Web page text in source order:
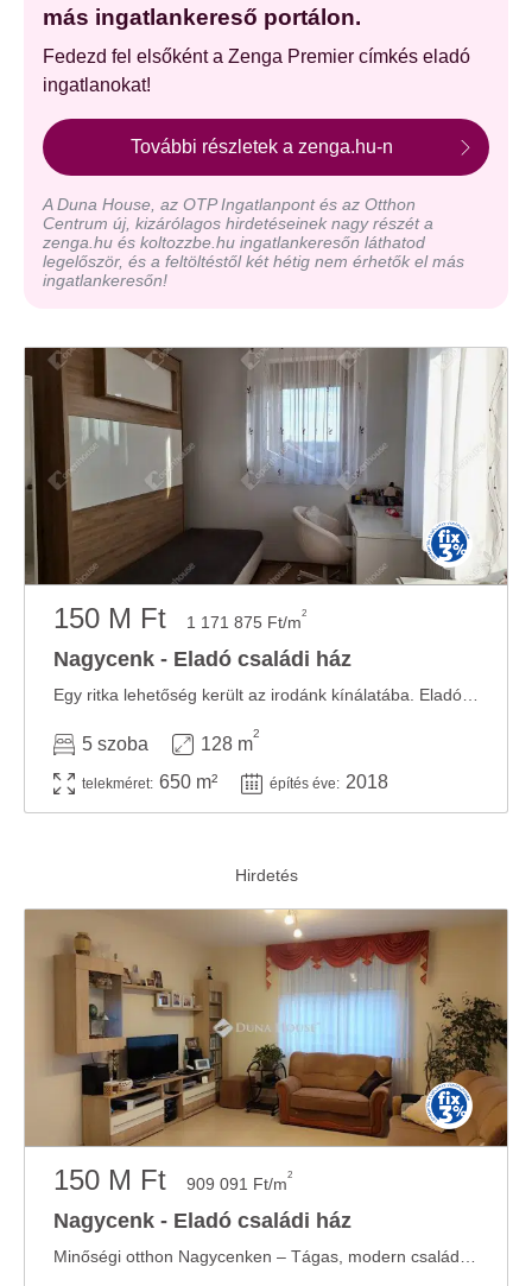
más ingatlankereső portálon.
Fedezd fel elsőként a Zenga Premier címkés eladó
ingatlanokat!
További részletek a zenga.hu-n
A Duna House, az OTP Ingatlanpont és az Otthon
Centrum új, kizárólagos hirdetéseinek nagy részét a
zenga.hu és koltozzbe.hu ingatlankeresőn láthatod
legelőször, és a feltöltéstől két hétig nem érhetők el más
ingatlankeresőn!
150 M Ft 1 171 875 Ft/m2
Nagycenk - Eladó családi ház
5 szoba 128 m
2
telekméret: 650 m² építés éve: 2018
150 M Ft 909 091 Ft/m2
Nagycenk - Eladó családi ház